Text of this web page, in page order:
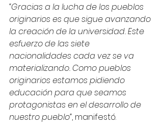
“Gracias a la lucha de los pueblos
originarios es que sigue avanzando
la creación de la universidad. Este
esfuerzo de las siete
nacionalidades cada vez se va
materializando. Como pueblos
originarios estamos pidiendo
educación para que seamos
protagonistas en el desarrollo de
nuestro pueblo”, manifestó.